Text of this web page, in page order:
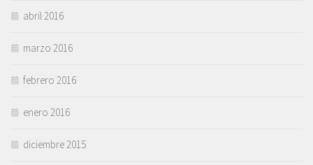
abril 2016
marzo 2016
febrero 2016
enero 2016
diciembre 2015